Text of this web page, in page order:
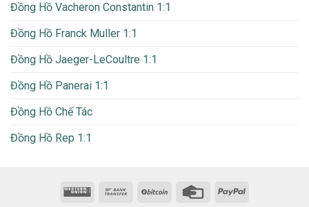
Đồng Hồ Vacheron Constantin 1:1
Đồng Hồ Franck Muller 1:1
Đồng Hồ Jaeger-LeCoultre 1:1
Đồng Hồ Panerai 1:1
Đồng Hồ Chế Tác
Đồng Hồ Rep 1:1